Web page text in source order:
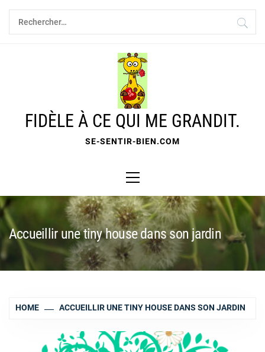
Skip
content
Rechercher :
FIDÈLE À CE QUI ME GRANDIT.
SE-SENTIR-BIEN.COM
Menu
Accueillir une tiny house dans son jardin
HOME ACCUEILLIR UNE TINY HOUSE DANS SON JARDIN